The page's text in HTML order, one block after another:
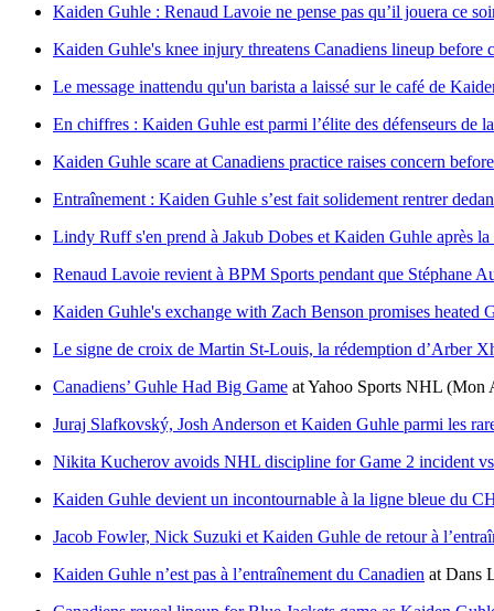
Kaiden Guhle : Renaud Lavoie ne pense pas qu’il jouera ce
Kaiden Guhle's knee injury threatens Canadiens lineup before
Le message inattendu qu'un barista a laissé sur le café de
En chiffres : Kaiden Guhle est parmi l’élite des défenseurs de
Kaiden Guhle scare at Canadiens practice raises concern
Entraînement : Kaiden Guhle s’est fait solidement rentrer
Lindy Ruff s'en prend à Jakub Dobes et Kaiden Guhle après la
Renaud Lavoie revient à BPM Sports pendant que Stéphane
Kaiden Guhle's exchange with Zach Benson promises heated
Le signe de croix de Martin St-Louis, la rédemption d’Arber
Canadiens’ Guhle Had Big Game atYahoo Sports NHL (Mon
Juraj Slafkovský, Josh Anderson et Kaiden Guhle parmi les
Nikita Kucherov avoids NHL discipline for Game 2 incident
Kaiden Guhle devient un incontournable à la ligne bleue du
Jacob Fowler, Nick Suzuki et Kaiden Guhle de retour à
Kaiden Guhle n’est pas à l’entraînement du Canadien at Dans